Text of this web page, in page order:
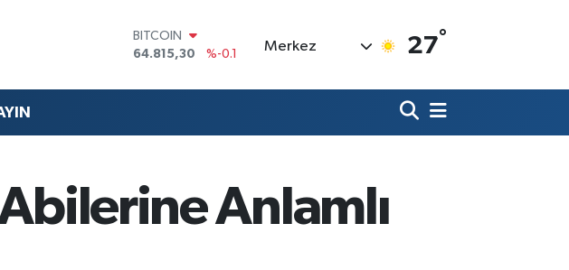
DOLAR
47,7436
%0.18
55,2510
%0.32
13.779
%-14
BITCOIN
Merkez 27°
Anlamlı